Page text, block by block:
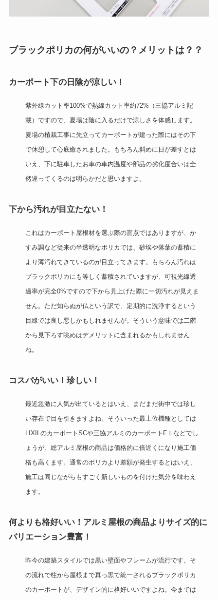
ブラックポリカの何がいいの？メリットは？？
カーポート下の日陰が涼しい！
紫外線カット率100%で熱線カット率約72%（三協アルミ記
載）ですので、夏場は陰に入るだけで涼しさを体感します。
夏場の植栽工事に先立ってカーポートが建った際にはその下
で休憩して心底癒されました。もちろん斜めに日が差すとは
いえ、下に駐車したお車の車内温度や部品の劣化度合いは全
然違ってくるのは明らかだと思いますよ。
下から汚れが目立たない！
これはカーポート屋根材を選ぶ際の盲点ではありますが、か
すみ調など従来の半透明なポリカでは、砂埃や落葉の蓄積に
より薄汚れてきているのが目立ってきます。もちろん汚れは
ブラックポリカにも等しく蓄積されていますが、可視光線透
過率が完全0%ですので下から見上げた際に一切汚れが見えま
せん。ただ知らぬが仏という訳で、定期的に洗浄するという
目線では良し悪しかもしれませんが。そういう意味では二階
から見下ろす眺めはデメリットに含まれるかもしれません
ね。
コスパがいい！珍しい！
最近急激に人気が出ているとはいえ、まだまだ街中では珍し
い存在で目を引きますよね。そういった最上位機種としては
LIXILのカーポートSCや三協アルミのカーポートFⅡなどでし
ょうが、総アルミ屋根の商品は価格的に倍近くになり施工価
格も高くます。通常のポリカより差額が発生するとはいえ、
施工は同じながらもすごく新しいものを付けた気分を味わえ
ます。
何よりも格好いい！アルミ屋根の商品よりサイズ的に
バリエーション豊富！
昨今の建築スタイルでは黒い壁面やフレームが流行です。そ
の流れで柱から屋根まで真っ黒で統一されるブラックポリカ
のカーポートが、デザイン的に格好いいですよね。今までは